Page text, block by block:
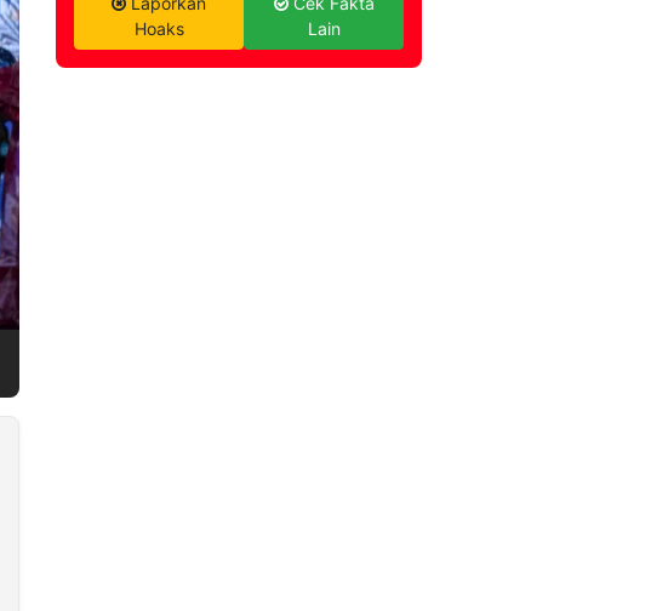
Hoaks
Lain